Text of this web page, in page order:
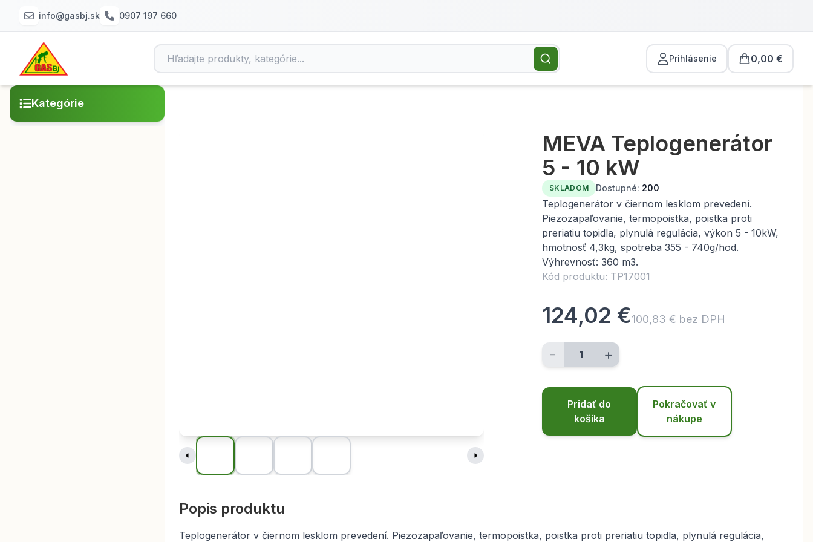
info@gasbj.sk 0907 197 660
Prihlásenie 0,00 €
Kategórie
MEVA Teplogenerátor
5 - 10 kW
SKLADOM Dostupné: 200
Teplogenerátor v čiernom lesklom prevedení.
Piezozapaľovanie, termopoistka, poistka proti
preriatiu topidla, plynulá regulácia, výkon 5 - 10kW,
hmotnosť 4,3kg, spotreba 355 - 740g/hod.
Výhrevnosť: 360 m3.
Kód produktu: TP17001
124,02 €100,83 € bez DPH
- +
Pridať do
košíka
Pokračovať v
nákupe
Popis produktu
Teplogenerátor v čiernom lesklom prevedení. Piezozapaľovanie, termopoistka, poistka proti preriatiu topidla, plynulá regulácia,